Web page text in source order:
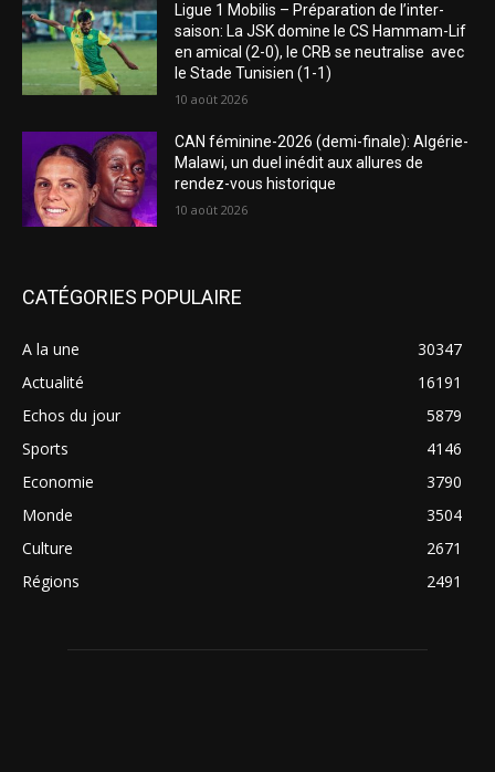
Ligue 1 Mobilis – Préparation de l’inter-
saison: La JSK domine le CS Hammam-Lif
en amical (2-0), le CRB se neutralise avec
le Stade Tunisien (1-1)
10 août 2026
CAN féminine-2026 (demi-finale): Algérie-
Malawi, un duel inédit aux allures de
rendez-vous historique
10 août 2026
CATÉGORIES POPULAIRE
A la une
30347
Actualité
16191
Echos du jour
5879
Sports
4146
Economie
3790
Monde
3504
Culture
2671
Régions
2491